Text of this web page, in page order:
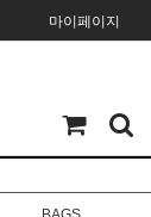
마이페이지